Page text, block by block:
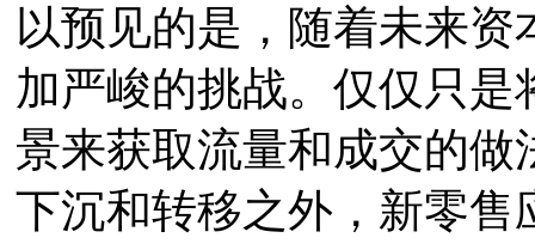
以预见的是，随着未来
加严峻的挑战。仅仅只
景来获取流量和成交的
下沉和转移之外，新零